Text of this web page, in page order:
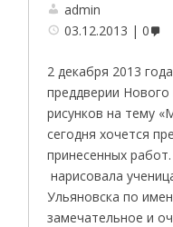
admin
03.12.2013
0
2 декабря 2013
преддверии
рисунков на тему
сегодня хочется
принесенных
нарисовала
Ульяновска по
замечательное и